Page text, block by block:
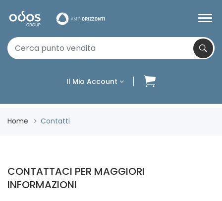
Il Mio Account
Home Contatti
CONTATTACI PER MAGGIORI
INFORMAZIONI